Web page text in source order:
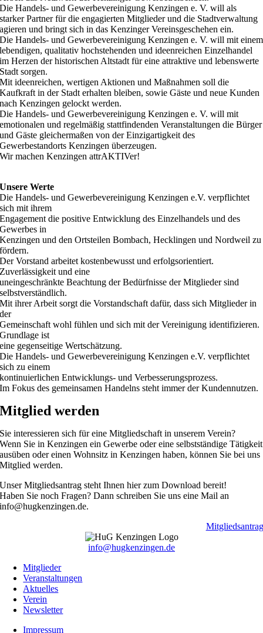
Die Handels- und Gewerbevereinigung Kenzingen e. V. will als
starker Partner für die engagierten Mitglieder und die Stadtverwaltung
agieren und bringt sich in das Kenzinger Vereinsgeschehen ein.
Die Handels- und Gewerbevereinigung Kenzingen e. V. will mit einem
lebendigen, qualitativ hochstehenden und ideenreichen Einzelhandel
im Herzen der historischen Altstadt für eine attraktive und lebenswerte
Stadt sorgen.
Mit ideenreichen, wertigen Aktionen und Maßnahmen soll die
Kaufkraft in der Stadt erhalten bleiben, sowie Gäste und neue Kunden
nach Kenzingen gelockt werden.
Die Handels- und Gewerbevereinigung Kenzingen e. V. will mit
emotionalen und regelmäßig stattfindenden Veranstaltungen die Bürger
und Gäste gleichermaßen von der Einzigartigkeit des
Gewerbestandorts Kenzingen überzeugen.
Wir machen Kenzingen attrAKTIVer!
Unsere Werte
Die Handels- und Gewerbevereinigung Kenzingen e.V. verpflichtet
sich mit ihrem
Engagement die positive Entwicklung des Einzelhandels und des
Gewerbes in
Kenzingen und den Ortsteilen Bombach, Hecklingen und Nordweil zu
fördern.
Der Vorstand arbeitet kostenbewusst und erfolgsorientiert.
Zuverlässigkeit und eine
uneingeschränkte Beachtung der Bedürfnisse der Mitglieder sind
selbstverständlich.
Mit ihrer Arbeit sorgt die Vorstandschaft dafür, dass sich Mitglieder in
der
Gemeinschaft wohl fühlen und sich mit der Vereinigung identifizieren.
Grundlage ist
eine gegenseitige Wertschätzung.
Die Handels- und Gewerbevereinigung Kenzingen e.V. verpflichtet
sich zu einem
kontinuierlichen Entwicklungs- und Verbesserungsprozess.
Im Fokus des gemeinsamen Handelns steht immer der Kundennutzen.
Mitglied werden
Sie interessieren sich für eine Mitgliedschaft in unserem Verein?
Wenn Sie in Kenzingen ein Gewerbe oder eine selbstständige Tätigkeit
ausüben oder einen Wohnsitz in Kenzingen haben, können Sie bei uns
Mitglied werden.
Unser Mitgliedsantrag steht Ihnen hier zum Download bereit!
Haben Sie noch Fragen? Dann schreiben Sie uns eine Mail an
info@hugkenzingen.de.
Mitgliedsantrag
info@hugkenzingen.de
Mitglieder
Veranstaltungen
Aktuelles
Verein
Newsletter
Impressum